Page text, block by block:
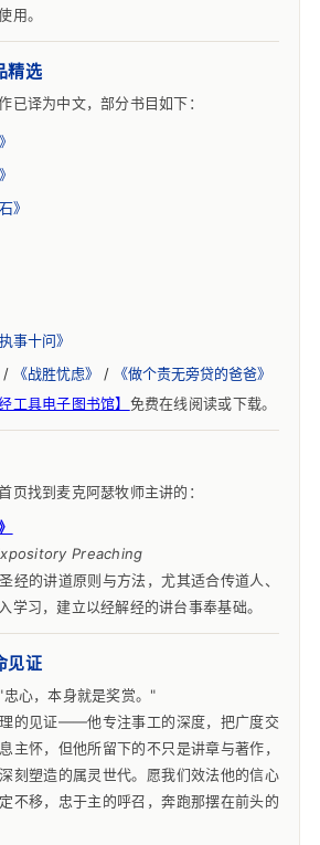
用。
精选
已译为中文，部分书目如下：
》
执事十问》
/ 《战胜忧虑》 /
《做个责无旁贷的爸爸》
工具电子图书馆】 免费在线阅读或下载。
页找到麦克阿瑟牧师主讲的：
Preaching
经的讲道原则与方法，尤其适合传道人、
学习，建立以经解经的讲台事奉基础。
见证
心，本身就是奖赏。"
的见证——他专注事工的深度，把广度交
主怀，但他所留下的不只是讲章与著作，
刻塑造的属灵世代。愿我们效法他的信心
不移，忠于主的呼召，奔跑那摆在前头的